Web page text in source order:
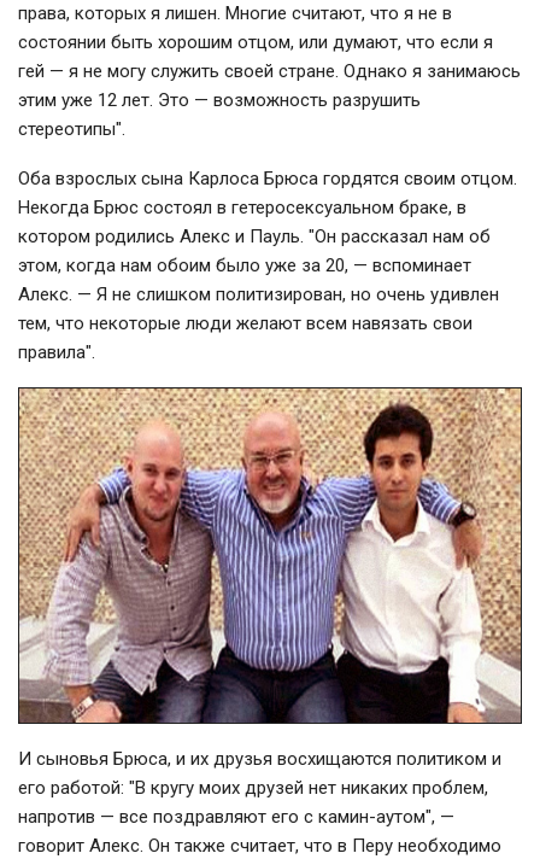
права, которых я лишен. Многие считают, что я не в
состоянии быть хорошим отцом, или думают, что если я
гей — я не могу служить своей стране. Однако я занимаюсь
этим уже 12 лет. Это — возможность разрушить
стереотипы".
Оба взрослых сына Карлоса Брюса гордятся своим отцом.
Некогда Брюс состоял в гетеросексуальном браке, в
котором родились Алекс и Пауль. "Он рассказал нам об
этом, когда нам обоим было уже за 20, — вспоминает
Алекс. — Я не слишком политизирован, но очень удивлен
тем, что некоторые люди желают всем навязать свои
правила".
И сыновья Брюса, и их друзья восхищаются политиком и
его работой: "В кругу моих друзей нет никаких проблем,
напротив — все поздравляют его с камин-аутом", —
говорит Алекс. Он также считает, что в Перу необходимо